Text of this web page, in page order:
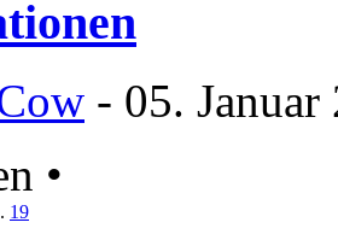
- 05.
•
19